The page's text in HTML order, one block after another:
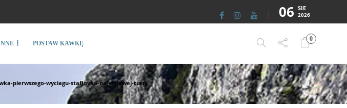
06 SIE
2026
POSTAW KAWKĘ
0
pierwszego-wyciagu-staflovka-na-wolowej-turni